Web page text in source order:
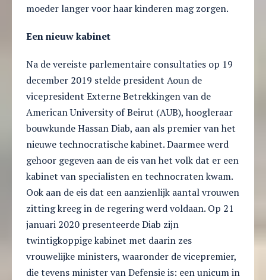
moeder langer voor haar kinderen mag zorgen.
Een nieuw kabinet
Na de vereiste parlementaire consultaties op 19
december 2019 stelde president Aoun de
vicepresident Externe Betrekkingen van de
American University of Beirut (AUB), hoogleraar
bouwkunde Hassan Diab, aan als premier van het
nieuwe technocratische kabinet. Daarmee werd
gehoor gegeven aan de eis van het volk dat er een
kabinet van specialisten en technocraten kwam.
Ook aan de eis dat een aanzienlijk aantal vrouwen
zitting kreeg in de regering werd voldaan. Op 21
januari 2020 presenteerde Diab zijn
twintigkoppige kabinet met daarin zes
vrouwelijke ministers, waaronder de vicepremier,
die tevens minister van Defensie is: een unicum in